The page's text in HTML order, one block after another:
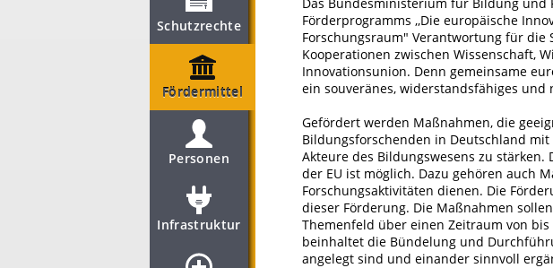
Schutzrechte
Fördermittel
Personen
Infrastruktur
Förderprogramms ,,Die europäische
Forschungsraum" Verantwortung für die
Kooperationen zwischen Wissenschaft,
Innovationsunion. Denn gemeinsame
ein souveränes, widerstandsfähiges und
Gefördert werden Maßnahmen, die
Bildungsforschenden in Deutschland
Akteure des Bildungswesens zu
der EU ist möglich. Dazu gehören auch
Forschungsaktivitäten dienen. Die
dieser Förderung. Die Maßnahmen
Themenfeld über einen Zeitraum von
beinhaltet die Bündelung und
angelegt sind und einander sinnvoll